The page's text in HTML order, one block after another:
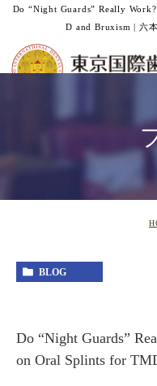
Do “Night Guards” Really
D and Bruxism | 六
BLOG
Do “Night Guards”
on Oral Splints for